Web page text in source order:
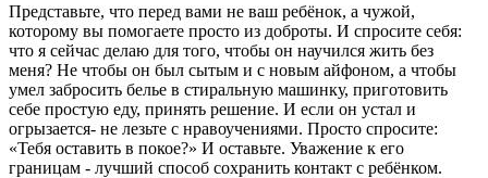
Представьте, что перед вами не ваш ребёнок, а чужой,
которому вы помогаете просто из доброты. И спросите себя:
что я сейчас делаю для того, чтобы он научился жить без
меня? Не чтобы он был сытым и с новым айфоном, а чтобы
умел забросить белье в стиральную машинку, приготовить
себе простую еду, принять решение. И если он устал и
огрызается- не лезьте с нравоучениями. Просто спросите:
«Тебя оставить в покое?» И оставьте. Уважение к его
границам - лучший способ сохранить контакт с ребёнком.